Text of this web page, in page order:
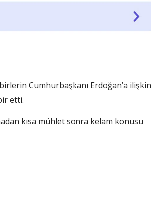
Cumhurbaşkanı Erdoğan’a ilişkin
etti.
kısa mühlet sonra kelam konusu